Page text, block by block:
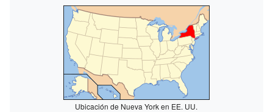
Ubicación de Nueva York en EE. UU.